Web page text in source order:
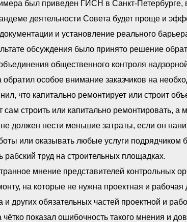
был приведен ГИСН в Санкт-Петербурге, в
деятельности Совета будет проще и
и установление реального
обсуждения было принято решение
общественного контроля
особое внимание заказчиков на
что капитально ремонтирует или строит
строить или капитально ремонтировать, а
не должен нести меньшие затраты, если он
или оказывать любые услуги подрядчиком
рабский труд на строительных площадках.
мнение представителей контрольных
на которые не нужна проектная и рабочая
и других обязательных частей проектной и
показал ошибочность такого мнения и